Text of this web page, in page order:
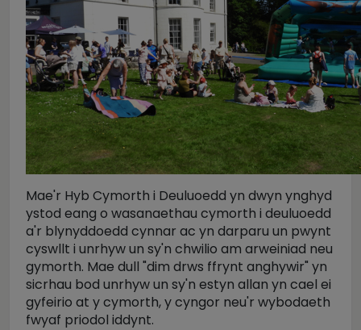
Mae'r Hyb Cymorth i Deuluoedd yn dwyn ynghyd
ystod eang o wasanaethau cymorth i deuluoedd
a'r blynyddoedd cynnar ac yn darparu un pwynt
cyswllt i unrhyw un sy'n chwilio am arweiniad neu
gymorth. Mae dull "dim drws ffrynt anghywir" yn
sicrhau bod unrhyw un sy'n estyn allan yn cael ei
gyfeirio at y cymorth, y cyngor neu'r wybodaeth
fwyaf priodol iddynt.